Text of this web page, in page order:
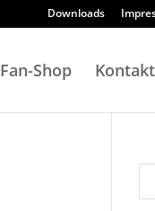
Downloads
Fan-Shop Kontakt